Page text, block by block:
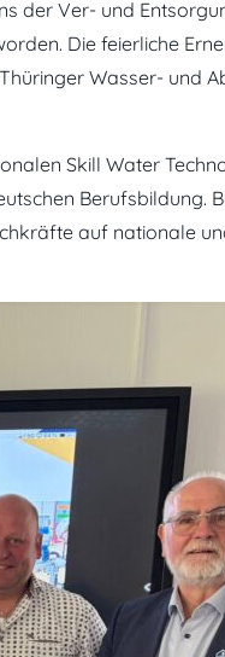
der Ver- und
Die feierliche
Wasser- und
Skill Water
Berufsbildung.
auf nationale